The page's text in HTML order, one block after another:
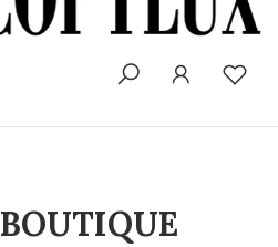
BOUTIQUE